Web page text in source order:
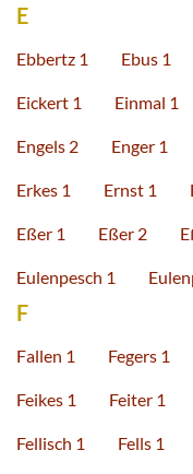
E
Ebbertz 1 Ebus 1
Eickert 1 Einmal 1
Engels 2 Enger 1
Erkes 1 Ernst 1
Eßer 1 Eßer 2
Eulenpesch 1
F
Fallen 1 Fegers 1
Feikes 1 Feiter 1
Fellisch 1 Fells 1